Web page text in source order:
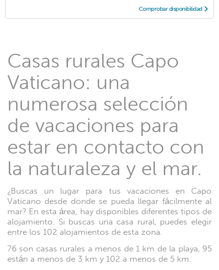
Comprobar disponibilidad
Casas rurales Capo
Vaticano: una
numerosa selección
de vacaciones para
estar en contacto con
la naturaleza y el mar.
¿Buscas un lugar para tus vacaciones en Capo
Vaticano desde donde se pueda llegar fácilmente al
mar? En esta área, hay disponibles diferentes tipos de
alojamiento. Si buscas una casa rural, puedes elegir
entre los 102 alojamientos de esta zona.
76 son ​​casas rurales ​​a menos de 1 km de la playa, 95
están a menos de 3 km y 102 a menos de 5 km.